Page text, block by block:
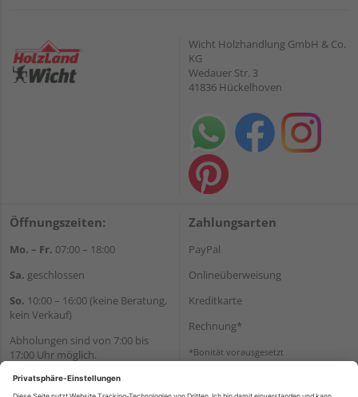
Wicht Holzhandlung GmbH & Co.
KG
Wedauer Str. 3
41836 Hückelhoven
Öffnungszeiten:
Mo. – Fr. 07:00 – 18:00
Sa. geschlossen
So. 10:00 – 16:00 (keine Beratung,
kein Verkauf)
Abholungen sind von 7:00 bis
17:00 Uhr möglich.
Wir helfen Ihnen gerne
Zahlungsarten
PayPal
Onlineüberweisung
Kreditkarte
Rechnung*
*Bonität vorausgesetzt
Versandkosten